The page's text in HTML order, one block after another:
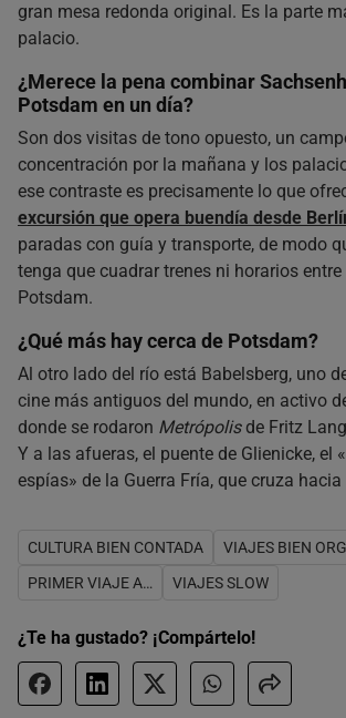
gran mesa redonda original. Es la parte
palacio.
¿Merece la pena combinar
Potsdam en un día?
Son dos visitas de tono opuesto, un
concentración por la mañana y los
ese contraste es precisamente lo que
excursión que opera buendía desde
paradas con guía y transporte, de modo
tenga que cuadrar trenes ni horarios
Potsdam.
¿Qué más hay cerca de Potsdam?
Al otro lado del río está Babelsberg, uno
cine más antiguos del mundo, en activo
donde se rodaron Metrópolisde Fritz
Y a las afueras, el puente de Glienicke, el
espías» de la Guerra Fría, que cruza hacia
CULTURA BIEN CONTADA
VIAJES BIEN
PRIMER VIAJE A…
VIAJES SLOW
¿Te ha gustado? ¡Compártelo!